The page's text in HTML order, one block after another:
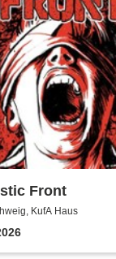
Front
KufA Haus